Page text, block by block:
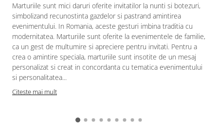
Marturiile sunt mici daruri oferite invitatilor la nunti si botezuri,
simbolizand recunostinta gazdelor si pastrand amintirea
evenimentului. In Romania, aceste gesturi imbina traditia cu
modernitatea. Marturiile sunt oferite la evenimentele de familie,
ca un gest de multumire si apreciere pentru invitati. Pentru a
crea o amintire speciala, marturiile sunt insotite de un mesaj
personalizat si creat in concordanta cu tematica evenimentului
si personalitatea...
Citeste mai mult